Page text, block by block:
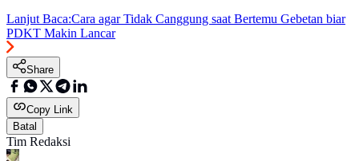
Lanjut Baca:Cara agar Tidak Canggung saat Bertemu Gebetan biar
PDKT Makin Lancar
Share
Copy Link
Batal
Tim Redaksi